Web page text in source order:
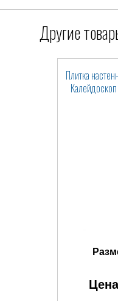
Другие
Плитка